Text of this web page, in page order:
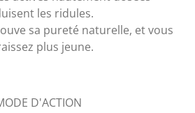
les ridules.
sa pureté naturelle, et vous
plus jeune.
D'ACTION